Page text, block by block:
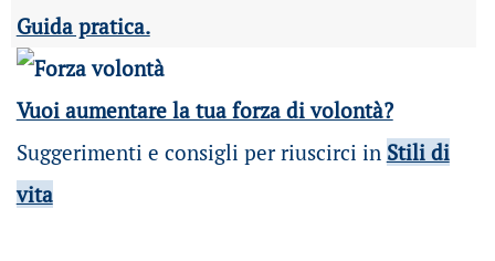
Guida pratica.
Vuoi aumentare la tua forza di volontà?
Suggerimenti e consigli per riuscirci in Stili di
vita